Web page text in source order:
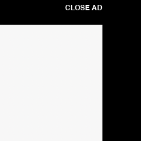
CLOSE AD